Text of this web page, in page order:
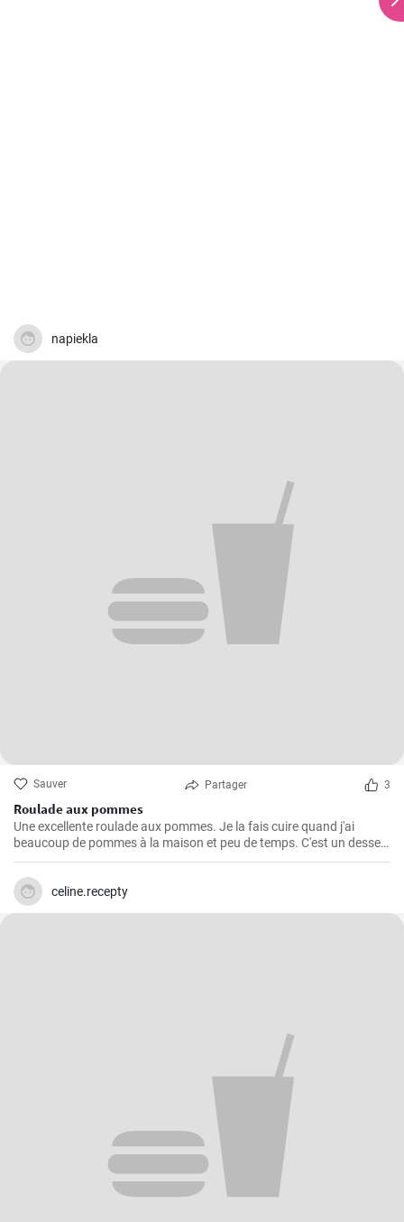
napiekla
Sauver Partager 3
Roulade aux pommes
Une excellente roulade aux pommes. Je la fais cuire quand j'ai
beaucoup de pommes à la maison et peu de temps. C'est un dessert
rapide et facile qui plait toujours.
celine.recepty